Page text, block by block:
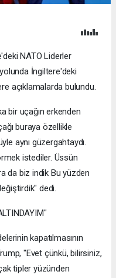
NATO Liderler
İngiltere'deki
açıklamalarda bulundu.
bir uçağın erkenden
buraya özellikle
aynı güzergahtaydı.
istediler. Üssün
da biz indik Bu yüzden
dedi.
kapatılmasının
"Evet çünkü, bilirsiniz,
tipler yüzünden